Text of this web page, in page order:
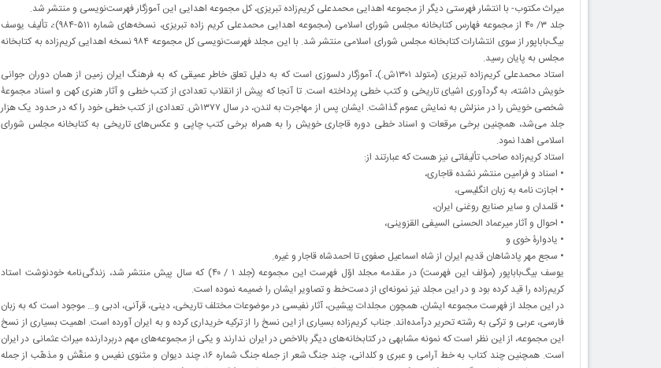
میراث مکتوب- با انتشار فهرستی دیگر از مجموعه اهدایی محمدعلی کریم‌زاده تبریزی، کل مجموعه اهدایی این آموزگار فهرست‌نویسی و منتشر شد.
جلد ۳/ ۴۰ از مجموعه فهارس کتابخانه مجلس شورای اسلامی (مجموعه اهدایی محمدعلی کریم زاده تبریزی، نسخه‌های شماره ۵۱۱-۹۸۴)؛، تألیف یوسف
بیگ‌باباپور از سوی انتشارات کتابخانه مجلس شورای اسلامی منتشر شد. با این مجلد فهرست‌نویسی کل مجموعه ۹۸۴ نسخه اهدایی کریم‌زاده به کتابخانه
مجلس به پایان رسید.
استاد محمدعلی کریم‌زاده تبریزی (متولد ۱۳۰۱ش.)، آموزگار دلسوزی است که به دلیل تعلق خاطر عمیقی که به فرهنگ ایران زمین از همان دوران جوانی
خویش داشته، به گردآوری اشیای تاریخی و کتب خطی پرداخته است. تا آنجا که پیش از انقلاب تعدادی از کتب خطی و آثار هنری کهن و اسناد مجموعۀ
شخصی خویش را در منزلش به نمایش عموم گذاشت. ایشان پس از مهاجرت به لندن، در سال ۱۳۷۷ش. تعدادی از کتب خطی خود را که در حدود یک هزار
جلد می‌شد، همچنین برخی مرقعات و اسناد خطی دوره قاجاری خویش را به همراه برخی کتب چاپی و عکس‌های تاریخی به کتابخانه مجلس شورای
اسلامی اهدا نمود.
استاد کریم‌زاده صاحب تألیفاتی نیز هست که عبارتند از:
• اسناد و فرامین منتشر نشده قاجاری،
• اجازت نامه به زبان انگلیسی،
• قلمدان و سایر صنایع روغنی ایران،
• احوال و آثار میرعماد الحسنی السیفی القزوینی،
• یادوارۀ خوی و
• سجع مهر پادشاهان قدیم ایران از شاه اسماعیل صفوی تا احمدشاه قاجار و غیره.
یوسف بیگ‌باباپور (مؤلف این فهرست) در مقدمه مجلد اوّل فهرست این مجموعه (جلد ۱ / ۴۰) که سال پیش منتشر شد، زندگی‌نامه خودنوشت استاد
کریم‌زاده را قید کرده بود و در این مجلد نیز نمونه‌ای از دست‌خط و تصاویر ایشان را ضمیمه نموده است.
در این مجلد از فهرست مجموعه ایشان، همچون مجلدات پیشین، آثار نفیسی در موضوعات مختلف تاریخی، دینی، قرآنی، ادبی و… موجود است که به زبان
فارسی، عربی و ترکی به رشته تحریر درآمده‌اند. جناب کریم‌زاده بسیاری از این نسخ را از ترکیه خریداری کرده و به ایران آورده است. اهمیت بسیاری از نسخ
این مجموعه، از این نظر است که نمونه مشابهی در کتابخانه‌های دیگر بالاخص در ایران ندارند و یکی از مجموعه‌های مهم دربردارنده میراث عثمانی در ایران
است. همچنین چند کتاب به خط آرامی و عبری و کلدانی، چند جنگ شعر از جمله جنگ شماره ۱۶، چند دیوان و مثنوی نفیس و منقّش و مذهّب از جمله